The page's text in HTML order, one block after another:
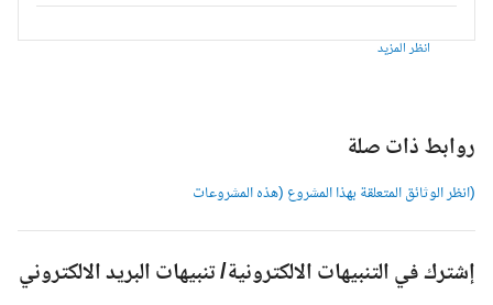
انظر المزيد
روابط ذات صلة
(انظر الوثائق المتعلقة بهذا المشروع (هذه المشروعات
إشترك في التنبيهات الالكترونية/ تنبيهات البريد الالكتروني